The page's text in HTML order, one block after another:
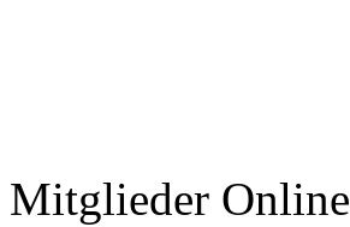
Mitglieder Online